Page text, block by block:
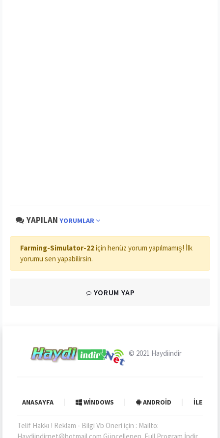
YAPILAN YORUMLAR
Farming-Simulator-22için henüz yorum yapılmamış! İlk
yorumu sen yapabilirsin.
YORUM YAP
© 2021 Haydiindir
ANASAYFA WINDOWS ANDROID İLETIŞIM
Telif Hakkı ! Reklam - Bilgi Vb Öneri için : Mailto:
Haydiindirnet@hotmail.com Güncellenen. Full Program İndir ,